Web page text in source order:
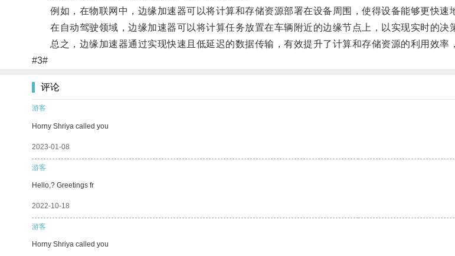
例如，在物联网中，边缘加速器可以将计算和存储资源部署在设备周围，使得设备能够更快速
在自动驾驶领域，边缘加速器可以将计算任务放置在车辆附近的边缘节点上，以实现实时的决
总之，边缘加速器通过实现快速且低延迟的数据传输，有效提升了计算和存储资源的利用效率
#3#
评论
游客
Horny Shriya called you
2023-01-08
游客
Hello,? Greetings fr
2022-10-18
游客
Horny Shriya called you